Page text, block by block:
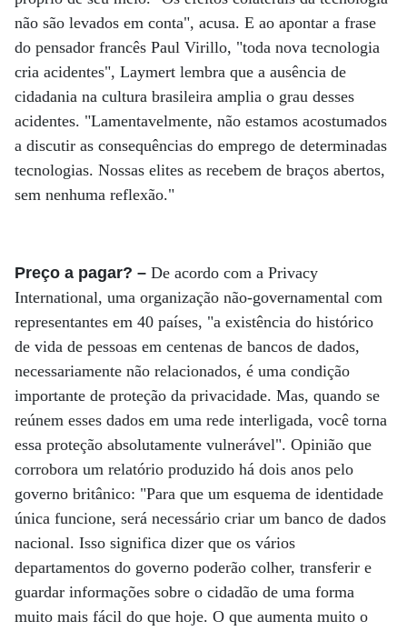
não são levados em conta", acusa. E ao apontar a frase
do pensador francês Paul Virillo, "toda nova tecnologia
cria acidentes", Laymert lembra que a ausência de
cidadania na cultura brasileira amplia o grau desses
acidentes. "Lamentavelmente, não estamos acostumados
a discutir as consequências do emprego de determinadas
tecnologias. Nossas elites as recebem de braços abertos,
sem nenhuma reflexão."
Preço a pagar? – De acordo com a Privacy
International, uma organização não-governamental com
representantes em 40 países, "a existência do histórico
de vida de pessoas em centenas de bancos de dados,
necessariamente não relacionados, é uma condição
importante de proteção da privacidade. Mas, quando se
reúnem esses dados em uma rede interligada, você torna
essa proteção absolutamente vulnerável". Opinião que
corrobora um relatório produzido há dois anos pelo
governo britânico: "Para que um esquema de identidade
única funcione, será necessário criar um banco de dados
nacional. Isso significa dizer que os vários
departamentos do governo poderão colher, transferir e
guardar informações sobre o cidadão de uma forma
muito mais fácil do que hoje. O que aumenta muito o